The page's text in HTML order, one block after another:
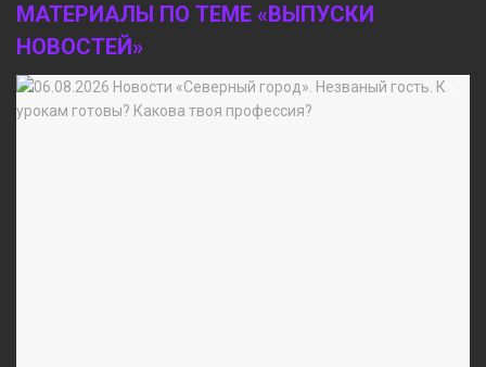
МАТЕРИАЛЫ ПО ТЕМЕ «ВЫПУСКИ
НОВОСТЕЙ»